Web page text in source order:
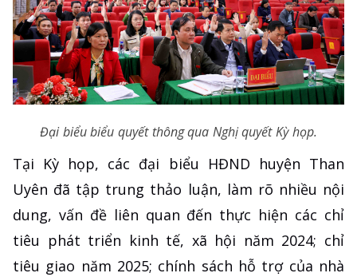
Đại biểu biểu quyết thông qua Nghị quyết Kỳ họp.
Tại Kỳ họp, các đại biểu HĐND huyện Than
Uyên đã tập trung thảo luận, làm rõ nhiều nội
dung, vấn đề liên quan đến thực hiện các chỉ
tiêu phát triển kinh tế, xã hội năm 2024; chỉ
tiêu giao năm 2025; chính sách hỗ trợ của nhà